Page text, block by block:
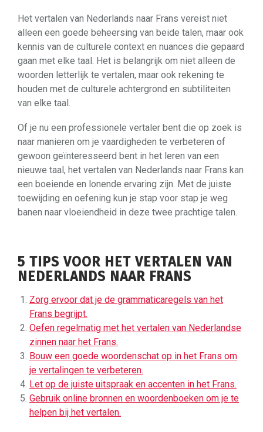
Het vertalen van Nederlands naar Frans vereist niet
alleen een goede beheersing van beide talen, maar ook
kennis van de culturele context en nuances die gepaard
gaan met elke taal. Het is belangrijk om niet alleen de
woorden letterlijk te vertalen, maar ook rekening te
houden met de culturele achtergrond en subtiliteiten
van elke taal.
Of je nu een professionele vertaler bent die op zoek is
naar manieren om je vaardigheden te verbeteren of
gewoon geïnteresseerd bent in het leren van een
nieuwe taal, het vertalen van Nederlands naar Frans kan
een boeiende en lonende ervaring zijn. Met de juiste
toewijding en oefening kun je stap voor stap je weg
banen naar vloeiendheid in deze twee prachtige talen.
5 TIPS VOOR HET VERTALEN VAN
NEDERLANDS NAAR FRANS
Zorg ervoor dat je de grammaticaregels van het
Frans begrijpt.
Oefen regelmatig met het vertalen van Nederlandse
zinnen naar het Frans.
Bouw een goede woordenschat op in het Frans om
je vertalingen te verbeteren.
Let op de juiste uitspraak en accenten in het Frans.
Gebruik online bronnen en woordenboeken om je te
helpen bij het vertalen.